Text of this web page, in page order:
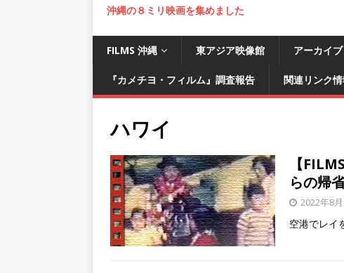
沖縄の８ミリ映画を集めました
FILMS 沖縄 東アジア映像館 アーカイ
『カメチヨ・フィルム』調査報告 関連リンク
ハワイ
【
らの帰
2022年8
空港でレイ